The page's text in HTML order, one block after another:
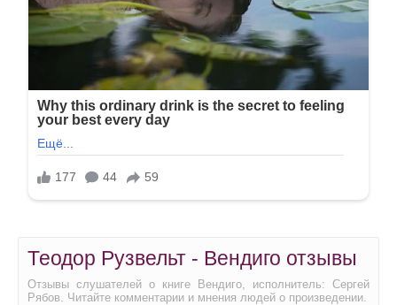
Теодор Рузвельт - Вендиго отзывы
Отзывы слушателей о книге Вендиго, исполнитель: Сергей
Рябов. Читайте комментарии и мнения людей о произведении.